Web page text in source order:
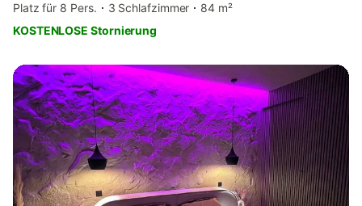
Platz für 8 Pers.
3 Schlafzimmer
84 m²
KOSTENLOSE Stornierung